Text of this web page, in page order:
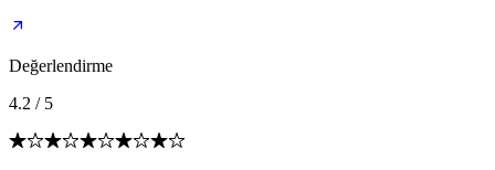
Değerlendirme
4.2 / 5